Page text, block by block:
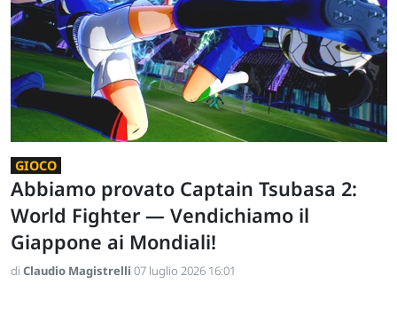
GIOCO
Abbiamo provato Captain Tsubasa 2:
World Fighter — Vendichiamo il
Giappone ai Mondiali!
di Claudio Magistrelli 07 luglio 2026 16:01